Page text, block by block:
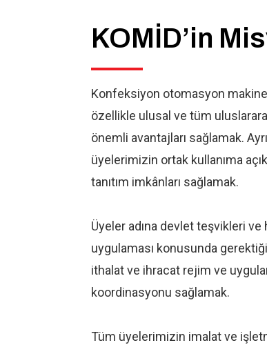
KOMİD’in
Konfeksiyon otomasyon
özellikle ulusal ve tüm
önemli avantajları sağlamak.
üyelerimizin ortak kullanıma
tanıtım imkânları sağlamak.
Üyeler adına devlet teşvikleri ve
uygulaması konusunda
ithalat ve ihracat rejim ve
koordinasyonu sağlamak.
Tüm üyelerimizin imalat ve